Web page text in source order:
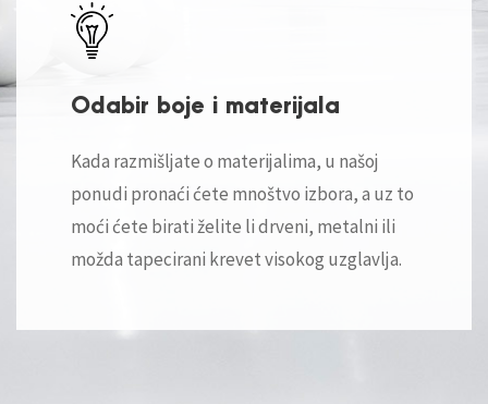
Odabir boje i materijala
Kada razmišljate o materijalima, u našoj
ponudi pronaći ćete mnoštvo izbora, a uz to
moći ćete birati želite li drveni, metalni ili
možda tapecirani krevet visokog uzglavlja.